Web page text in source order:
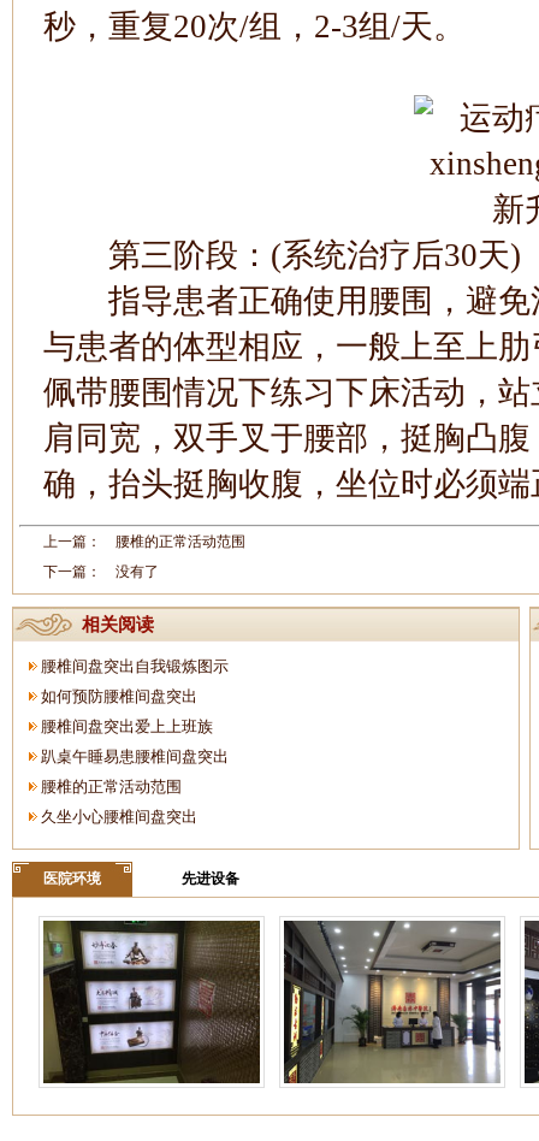
秒，重复20次/组，2-3组/天。
第三阶段：(系统治疗后30天)
指导患者正确使用腰围，避免
与患者的体型相应，一般上至上
佩带腰围情况下练习下床活动，
肩同宽，双手叉于腰部，挺胸凸
确，抬头挺胸收腹，坐位时必须
上一篇：
腰椎的正常活动范围
下一篇： 没有了
相关阅读
腰椎间盘突出自我锻炼图示
如何预防腰椎间盘突出
腰椎间盘突出爱上上班族
趴桌午睡易患腰椎间盘突出
腰椎的正常活动范围
久坐小心腰椎间盘突出
医院环境 先进设备